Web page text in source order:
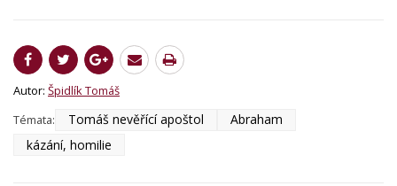
Autor: Špidlík Tomáš
Témata:
Tomáš nevěřící apoštol
Abraham
kázání, homilie